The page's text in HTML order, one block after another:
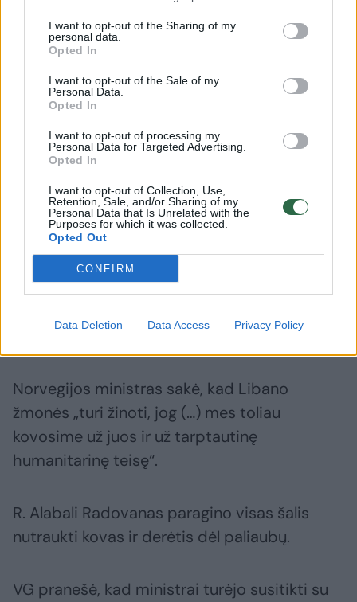
I want to opt-out of the Sharing of my
personal data.
Opted In
I want to opt-out of the Sale of my
Personal Data.
Opted In
I want to opt-out of processing my
Personal Data for Targeted Advertising.
Opted In
I want to opt-out of Collection, Use,
Retention, Sale, and/or Sharing of my
Personal Data that Is Unrelated with the
Purposes for which it was collected.
Opted Out
CONFIRM
Data Deletion Data Access Privacy Policy
kad jie persekioja teroristus. Sekmadienį jis
įsakė sustiprinti Izraelio puolimą Libane,
Izraelio pajėgoms puolant Irano remiamos
grupuotės „Hezbollah“ kovotojų pozicijas.
Nuo kovo mėnesio per didžiausią per du
dešimtmečius Izraelio įsiveržimą į Libaną
žuvo daugiau nei 3000 žmonių, telefonu VG
sakė A. Aukrustas.
„Tai, kas vyksta dabar, dar labiau pabrėžia,
pridūrė jis.
Norvegijos ministras sakė, kad Libano
žmonės „turi žinoti, jog (…) mes toliau
kovosime už juos ir už tarptautinę
humanitarinę teisę“.
R. Alabali Radovanas paragino visas šalis
nutraukti kovas ir derėtis dėl paliaubų.
VG pranešė, kad ministrai turėjo susitikti su